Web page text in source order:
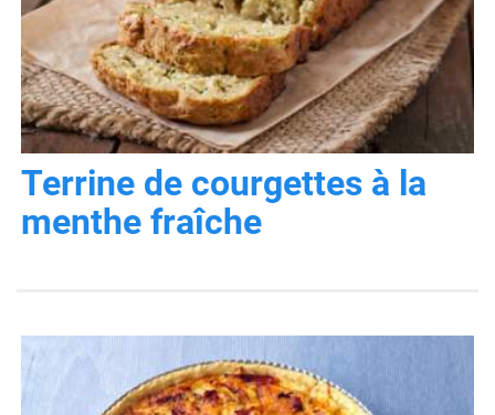
Terrine de courgettes à la
menthe fraîche